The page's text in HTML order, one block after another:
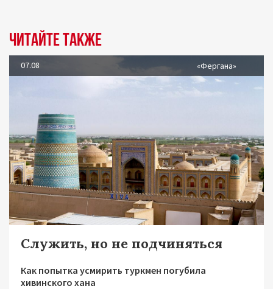
Читайте также
07.08 «Фергана»
Служить, но не подчиняться
Как попытка усмирить туркмен погубила
хивинского хана